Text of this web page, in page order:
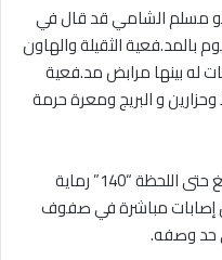
مسلم الشامي قد قال في
بالمد.فعية الثقيلة والهاون
له بينها مرابض مد.فعية
و البريج ومعرة حرمة
وأشار “الشامي” إلى أن عدد الرمايات بلغ حتى اللحظة “140” رماية
إصابات مباشرة في صفوف
حد وصفه.